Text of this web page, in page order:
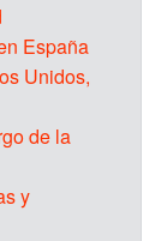
España
Unidos,
de la
y